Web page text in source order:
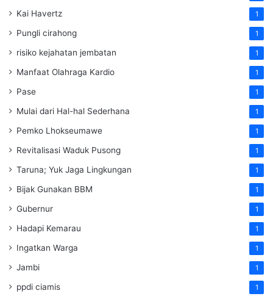
Kai Havertz 1
Pungli cirahong 1
risiko kejahatan jembatan 1
Manfaat Olahraga Kardio 1
Pase 1
Mulai dari Hal-hal Sederhana 1
Pemko Lhokseumawe 1
Revitalisasi Waduk Pusong 1
Taruna; Yuk Jaga Lingkungan 1
Bijak Gunakan BBM 1
Gubernur 1
Hadapi Kemarau 1
Ingatkan Warga 1
Jambi 1
ppdi ciamis 1